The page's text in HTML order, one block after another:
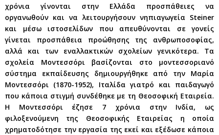
χρόνια γίνονται στην Ελλάδα προσπάθειες να
οργανωθούν και να λειτουργήσουν νηπιαγωγεία Steiner
και μέσω ιστοσελίδων που απευθύνονται σε γονείς
γίνεται προσπάθεια προώθησης της ανθρωποσοφίας,
αλλά και των εναλλακτικών σχολείων γενικότερα. Τα
σχολεία Μοντεσσόρι βασίζονται στο μοντεσσοριανό
σύστημα εκπαίδευσης δημιουργήθηκε από την Μαρία
Μοντεσσόρι (1870-1952), Ιταλίδα γιατρό και παιδαγωγό
που κάποια στιγμή συνδέθηκε με τη Θεοσοφική Εταιρεία.
Η Μοντεσσόρι έζησε 7 χρόνια στην Ινδία, ως
φιλοξενούμενη της Θεοσοφικής Εταιρείας η οποία
χρηματοδότησε την εργασία της εκεί και εξέδωσε κάποια